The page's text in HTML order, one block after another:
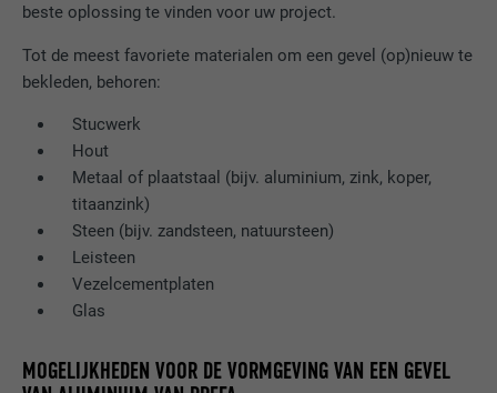
beste oplossing te vinden voor uw project.
Tot de meest favoriete materialen om een gevel (op)nieuw te
bekleden, behoren:
Stucwerk
Hout
Metaal of plaatstaal (bijv. aluminium, zink, koper,
titaanzink)
Steen (bijv. zandsteen, natuursteen)
Leisteen
Vezelcementplaten
Glas
MOGELIJKHEDEN VOOR DE VORMGEVING VAN EEN GEVEL